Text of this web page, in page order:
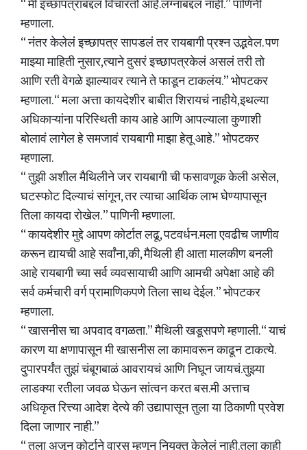
“ मी इच्छापत्राबद्दल विचारतो आहे.लग्नाबद्दल नाही.” पाणिनी
म्हणाला.
“ नंतर केलेलं इच्छापत्र सापडलं तर रायबागी प्रश्न उद्भवेल. पण
माझ्या माहिती नुसार,त्याने दुसरं इच्छापत्रकेलं असलं तरी तो
आणि रती वेगळे झाल्यावर त्याने ते फाडून टाकलंय.” भोपटकर
म्हणाला. “ मला अत्ता कायदेशीर बाबीत शिरायचं नाहीये,इथल्या
अधिकाऱ्यांना परिस्थिती काय आहे आणि आपल्याला कुणाशी
बोलावं लागेल हे समजावं रायबागी माझा हेतू आहे.” भोपटकर
म्हणाला.
“ तुझी अशील मैथिलीने जर रायबागी ची फसावणूक केली असेल,
घटस्फोट दिल्याचं सांगून, तर त्याचा आर्थिक लाभ घेण्यापासून
तिला कायदा रोखेल. ” पाणिनी म्हणाला.
“ कायदेशीर मुद्दे आपण कोर्टात लढू, पटवर्धन.मला एवढीच जाणीव
करून द्यायची आहे सर्वांना,की, मैथिली ही आता मालकीण बनली
आहे रायबागी च्या सर्व व्यवसायाची आणि आमची अपेक्षा आहे की
सर्व कर्मचारी वर्ग प्रामाणिकपणे तिला साथ देईल. ” भोपटकर
म्हणाला.
“ खासनीस चा अपवाद वगळता.” मैथिली खडूसपणे म्हणाली. “ याचं
कारण या क्षणापासून मी खासनीस ला कामावरून काढून टाकत्ये.
दुपारपर्यंत तुझं चंबूगबाळं आवरायचं आणि निघून जायचं.तुझ्या
लाडक्या रतीला जवळ घेऊन सांत्वन करत बस.मी अत्ताच
अधिकृत रित्त्या आदेश देत्ये की उद्यापासून तुला या ठिकाणी प्रवेश
दिला जाणार नाही.”